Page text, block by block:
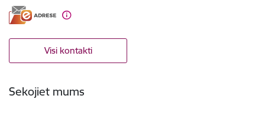
Visi kontakti
Sekojiet mums